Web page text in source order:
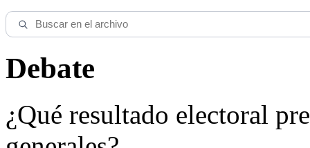
Debate
¿Qué resultado electoral